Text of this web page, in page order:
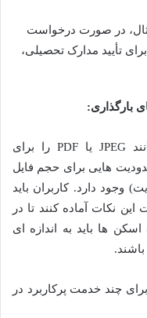
در صورت درخواست
برای تأیید مدارک تحصیلی،
بارگذاری:
سامانه معمولاً فرمت های خاصی مانند JPEG یا PDF را برای
هایی برای حجم فایل
۵۰۰ کیلوبایت یا ۱ مگابایت) وجود دارد. کاربران باید
این نکات آماده کنند تا در
ها باید به اندازه ای
چند خدمت پرکاربرد در